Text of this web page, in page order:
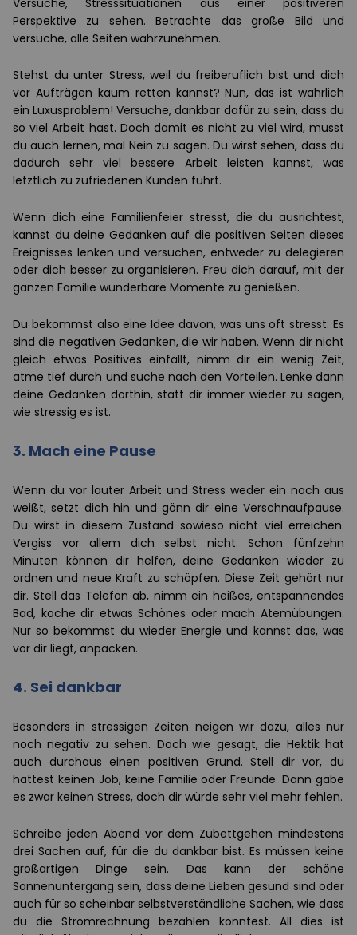
Versuche, Stresssituationen aus einer positiveren
Perspektive zu sehen. Betrachte das große Bild und
versuche, alle Seiten wahrzunehmen.
Stehst du unter Stress, weil du freiberuflich bist und dich
vor Aufträgen kaum retten kannst? Nun, das ist wahrlich
ein Luxusproblem! Versuche, dankbar dafür zu sein, dass du
so viel Arbeit hast. Doch damit es nicht zu viel wird, musst
du auch lernen, mal Nein zu sagen. Du wirst sehen, dass du
dadurch sehr viel bessere Arbeit leisten kannst, was
letztlich zu zufriedenen Kunden führt.
Wenn dich eine Familienfeier stresst, die du ausrichtest,
kannst du deine Gedanken auf die positiven Seiten dieses
Ereignisses lenken und versuchen, entweder zu delegieren
oder dich besser zu organisieren. Freu dich darauf, mit der
ganzen Familie wunderbare Momente zu genießen.
Du bekommst also eine Idee davon, was uns oft stresst: Es
sind die negativen Gedanken, die wir haben. Wenn dir nicht
gleich etwas Positives einfällt, nimm dir ein wenig Zeit,
atme tief durch und suche nach den Vorteilen. Lenke dann
deine Gedanken dorthin, statt dir immer wieder zu sagen,
wie stressig es ist.
3. Mach eine Pause
Wenn du vor lauter Arbeit und Stress weder ein noch aus
weißt, setzt dich hin und gönn dir eine Verschnaufpause.
Du wirst in diesem Zustand sowieso nicht viel erreichen.
Vergiss vor allem dich selbst nicht. Schon fünfzehn
Minuten können dir helfen, deine Gedanken wieder zu
ordnen und neue Kraft zu schöpfen. Diese Zeit gehört nur
dir. Stell das Telefon ab, nimm ein heißes, entspannendes
Bad, koche dir etwas Schönes oder mach Atemübungen.
Nur so bekommst du wieder Energie und kannst das, was
vor dir liegt, anpacken.
4. Sei dankbar
Besonders in stressigen Zeiten neigen wir dazu, alles nur
noch negativ zu sehen. Doch wie gesagt, die Hektik hat
auch durchaus einen positiven Grund. Stell dir vor, du
hättest keinen Job, keine Familie oder Freunde. Dann gäbe
es zwar keinen Stress, doch dir würde sehr viel mehr fehlen.
Schreibe jeden Abend vor dem Zubettgehen mindestens
drei Sachen auf, für die du dankbar bist. Es müssen keine
großartigen Dinge sein. Das kann der schöne
Sonnenuntergang sein, dass deine Lieben gesund sind oder
auch für so scheinbar selbstverständliche Sachen, wie dass
du die Stromrechnung bezahlen konntest. All dies ist